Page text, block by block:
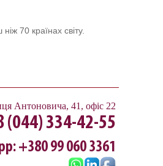
70 країнах світу.
Антоновича, 41, офіс 22
(044) 334-42-55
+380 99 060 3361